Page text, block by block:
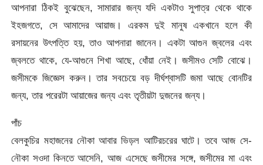
আপনারা ঠিকই বুঝেছেন, সামারার জন্য যদি একটাও সুপাত্র থেকে থাকে
ইহজগতে, সে আমাদের আয়াজ। এরকম দুই মানুষ একখানে হলে কী
রসায়নের উৎপত্তি হয়, তাও আপনারা জানেন। একটা আগুন জ্বলের এবং
জ্বলতে থাকে, যে-আগুনে শিখা আছে, ধোঁয়া নেই। জসীমও সেটি বোঝে।
জসীমকে জিজ্ঞেস করুন। তার সবচেয়ে বড় দীর্ঘশ্বাসটি জমা আছে বোনটির
জন্য, তার পরেরটা আয়াজের জন্য এবং তৃতীয়টা দুজনের জন্য।
পাঁচ
বেলকুচির মহাজনের নৌকা আবার ভিড়ল আটিরচরের ঘাটে। তবে আজ সে-
নৌকা সওদা কিনতে আসেনি, আজ এসেছে জসীমের সঙ্গে, জসীমের মা এবং